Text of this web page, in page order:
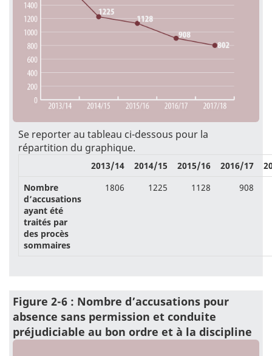
Se reporter au tableau ci-dessous pour la
répartition du graphique.
2013/14 2014/15 2015/16 2016/17
Nombre
d’accusations
ayant été
traités par
des procès
sommaires
1806 1225 1128 908
Figure 2-6 : Nombre d’accusations pour
absence sans permission et conduite
préjudiciable au bon ordre et à la discipline